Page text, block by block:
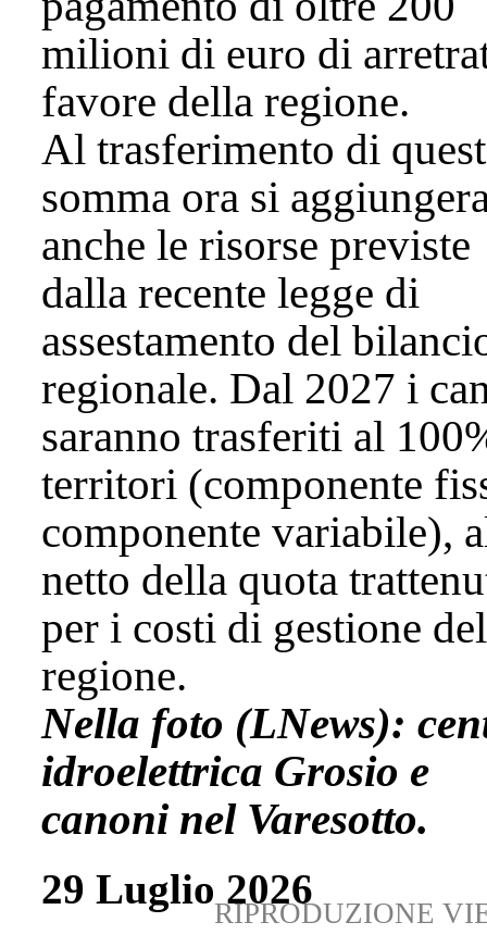
milioni di euro di
favore della regione.
Al trasferimento di
somma ora si
anche le risorse previste
dalla recente legge di
assestamento del
regionale. Dal 2027 i
saranno trasferiti al
territori (componente
componente variabile),
netto della quota
per i costi di gestione
regione.
Nella foto (LNews):
idroelettrica Grosio e
canoni nel Varesotto.
29 Luglio 2026
RIPRODUZIONE